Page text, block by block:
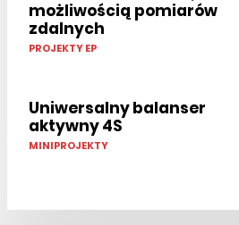
możliwością pomiarów
zdalnych
PROJEKTY EP
Uniwersalny balanser
aktywny 4S
MINIPROJEKTY